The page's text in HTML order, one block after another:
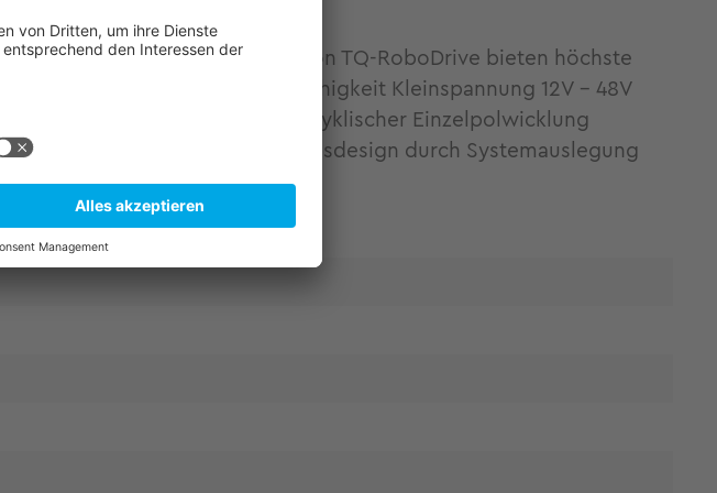
Originalprodukte von TQ-RoboDrive bieten höchste
Einbausätze Hohlwellenfähigkeit Kleinspannung 12V - 48V
Kupferfüllfaktor mittels orthozyklischer Einzelpolwicklung
bauraumoptimiertes Antriebsdesign durch Systemauslegung
niedrigsten Oberwellenanteil